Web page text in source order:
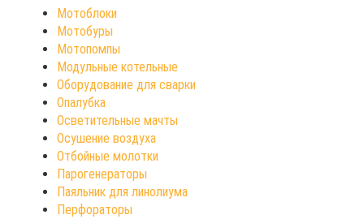
Мотоблоки
Мотобуры
Мотопомпы
Модульные котельные
Оборудование для сварки
Опалубка
Осветительные мачты
Осушение воздуха
Отбойные молотки
Парогенераторы
Паяльник для линолиума
Перфораторы